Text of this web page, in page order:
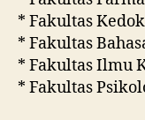
* Fakultas
* Fakultas
* Fakultas Ilmu
* Fakultas